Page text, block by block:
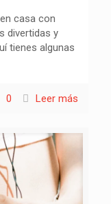
casa con
divertidas y
tienes algunas
0 Leer más